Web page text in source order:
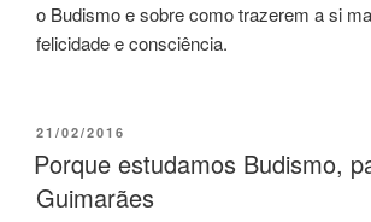
o Budismo e sobre como trazerem a si
felicidade e consciência.
21/02/2016
Porque estudamos Budismo,
Guimarães